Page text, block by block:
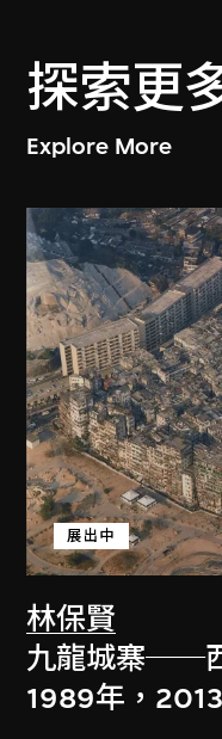
探索更
Explore More
林保賢
展出中
九龍城寨──
1989年，